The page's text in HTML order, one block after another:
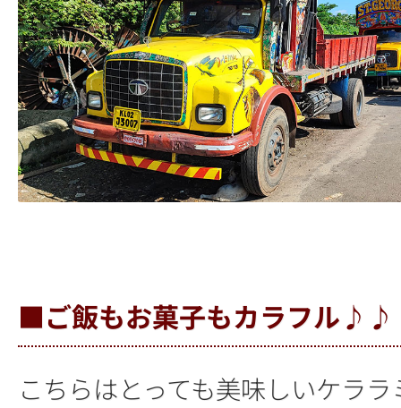
■ご飯もお菓子もカラフル♪♪
こちらはとっても美味しいケラ